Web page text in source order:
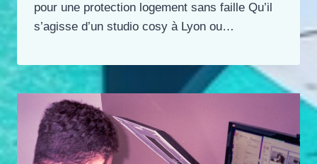
pour une protection logement sans faille Qu’il
s’agisse d’un studio cosy à Lyon ou…